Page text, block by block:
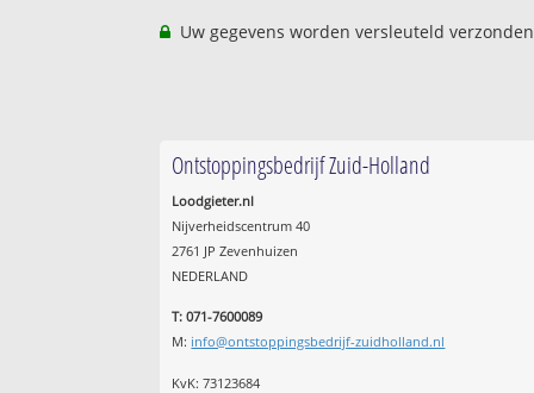
Uw gegevens worden versleuteld
Ontstoppingsbedrijf Zuid-Holland
Loodgieter.nl
Nijverheidscentrum 40
2761 JP Zevenhuizen
NEDERLAND
T: 071-7600089
M: info@ontstoppingsbedrijf-zuidholland.nl
KvK: 73123684